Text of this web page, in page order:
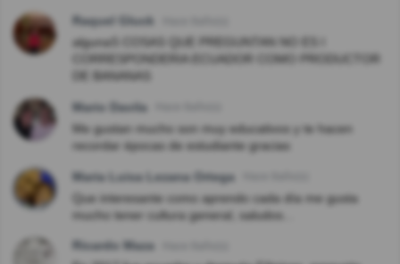
Raquel Gluck
algunaS COSAS QUE PREGUNTAN NO ES I
CORRESPONDERIA ECUADOR COMO PRODUCTOR
DE BANANAS
Mario Davila
Me gustan mucho son muy educativos y te hacen
recordar épocas de estudiante gracias
Maria Luisa Lezana Ortega
Que interesante como aprendo cada día me gusta
mucho tener cultura general, saludos...
Ricardo Maza